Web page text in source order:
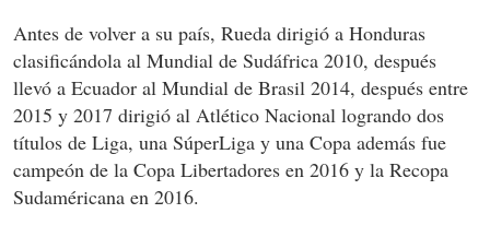
Antes de volver a su país, Rueda dirigió a Honduras
clasificándola al Mundial de Sudáfrica 2010, después
llevó a Ecuador al Mundial de Brasil 2014, después entre
2015 y 2017 dirigió al Atlético Nacional logrando dos
títulos de Liga, una SúperLiga y una Copa además fue
campeón de la Copa Libertadores en 2016 y la Recopa
Sudaméricana en 2016.